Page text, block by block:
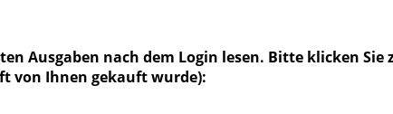
Ausgaben nach dem Login lesen. Bitte klicken
von Ihnen gekauft wurde):